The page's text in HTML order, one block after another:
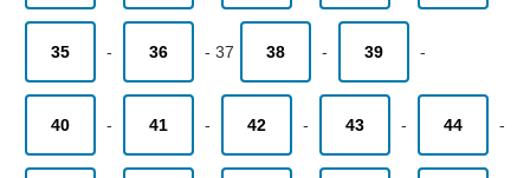
35 - 36 - 37 38 - 39 -
40 - 41 - 42 - 43 - 44 -